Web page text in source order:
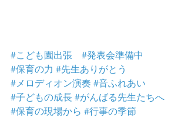
#こども園出張
#発表会準備中
#保育の力 #先生ありがとう
#メロディオン演奏 #音ふれあい
#子どもの成長 #がんばる先生たちへ
#保育の現場から #行事の季節